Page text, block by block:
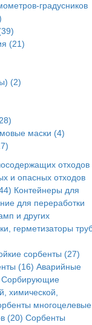
градусников
(21)
(2)
маски (4)
отходов
и опасных отходов
Контейнеры для
для переработки
и других
герметизаторы
сорбенты (27)
(16) Аварийные
Сорбирующие
химической,
многоцелевые
(20) Сорбенты